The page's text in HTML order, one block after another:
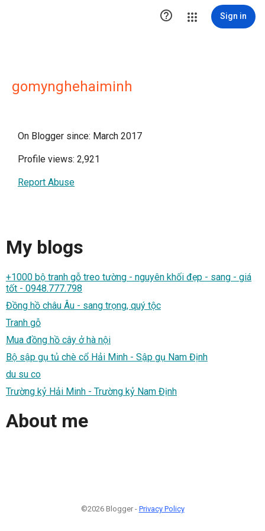
 Sign in
gomynghehaiminh
On Blogger since: March 2017
Profile views: 2,921
Report Abuse
My blogs
+1000 bộ tranh gỗ treo tường - nguyên khối đẹp - sang - giá
tốt - 0948.777.798
Đồng hồ châu Âu - sang trọng, quý tộc
Tranh gỗ
Mua đồng hồ cây ở hà nội
Bộ sập gụ tủ chè cổ Hải Minh - Sập gụ Nam Định
du su co
Trường kỷ Hải Minh - Trường kỷ Nam Định
About me
©2026 Blogger - Privacy Policy